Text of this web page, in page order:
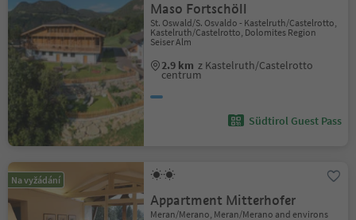
Maso Fortschöll
St. Oswald/S. Osvaldo - Kastelruth/Castelrotto,
Kastelruth/Castelrotto, Dolomites Region
Seiser Alm
2.9 km z Kastelruth/Castelrotto
centrum
Südtirol Guest Pass
Na vyžádání
Appartment Mitterhofer
Meran/Merano, Meran/Merano and environs